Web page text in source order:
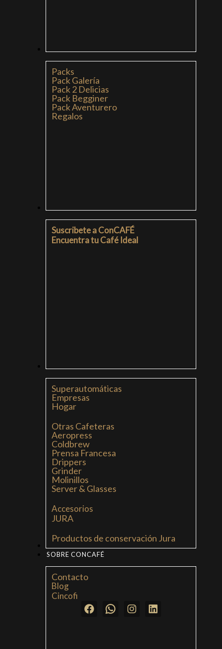
Packs
Pack Galería
Pack 2 Delicias
Pack Begginer
Pack Aventurero
Regalos
Suscribete a ConCAFÉ
Encuentra tu Café Ideal
Superautomáticas
Empresas
Hogar
Otras Cafeteras
Aeropress
Coldbrew
Prensa Francesa
Drippers
Grinder
Molinillos
Server & Glasses
Accesorios
JURA
Productos de conservación Jura
SOBRE CONCAFÉ
Contacto
Blog
Cincofi